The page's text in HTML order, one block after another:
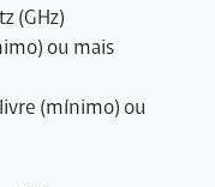
(GHz)
ou mais
livre (mínimo) ou